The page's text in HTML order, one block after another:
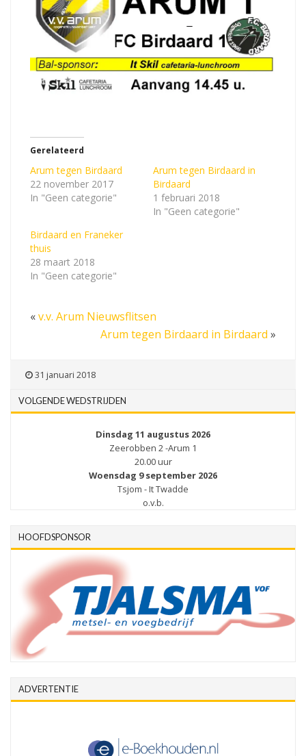
Gerelateerd
Arum tegen Birdaard
22 november 2017
In "Geen categorie"
Arum tegen Birdaard in
Birdaard
1 februari 2018
In "Geen categorie"
Birdaard en Franeker
thuis
28 maart 2018
In "Geen categorie"
«v.v. Arum Nieuwsflitsen
Arum tegen Birdaard in Birdaard »
31 januari 2018
VOLGENDE WEDSTRIJDEN
Dinsdag 11 augustus 2026
Zeerobben 2 -Arum 1
20.00 uur
Woensdag 9 september 2026
Tsjom - It Twadde
o.v.b.
HOOFDSPONSOR
ADVERTENTIE